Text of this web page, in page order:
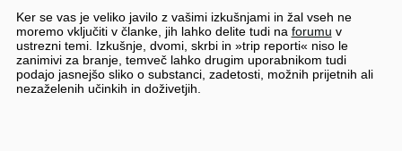
Ker se vas je veliko javilo z vašimi izkušnjami in žal vseh ne
moremo vključiti v članke, jih lahko delite tudi na forumu v
ustrezni temi. Izkušnje, dvomi, skrbi in »trip reporti« niso le
zanimivi za branje, temveč lahko drugim uporabnikom tudi
podajo jasnejšo sliko o substanci, zadetosti, možnih prijetnih ali
nezaželenih učinkih in doživetjih.